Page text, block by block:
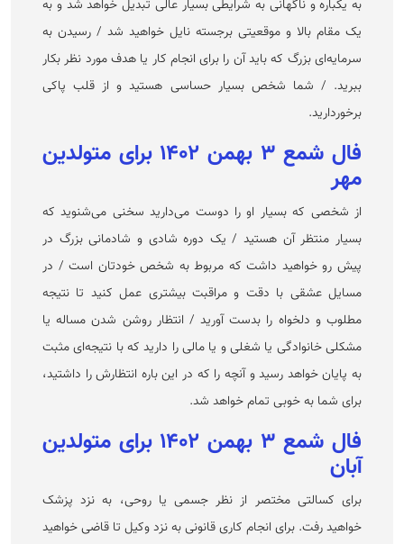
به یکباره و ناگهانی به شرایطی بسیار عالی تبدیل خواهد شد و به
یک مقام بالا و موقعیتی برجسته نایل خواهید شد / رسیدن به
سرمایه‌ای بزرگ که باید آن را برای انجام کار یا هدف مورد نظر بکار
ببرید. / شما شخص بسیار حساسی هستید و از قلب پاکی
برخوردارید.
فال شمع ۳ بهمن ۱۴۰۲ برای متولدین
مهر
از شخصی که بسیار او را دوست می‌دارید سخنی می‌شنوید که
بسیار منتظر آن هستید / یک دوره شادی و شادمانی بزرگ در
پیش رو خواهید داشت که مربوط به شخص خودتان است / در
مسایل عشقی با دقت و مراقبت بیشتری عمل کنید تا نتیجه
مطلوب و دلخواه را بدست آورید / انتظار روشن شدن مساله یا
مشکلی خانوادگی یا شغلی و یا مالی را دارید که با نتیجه‌ای مثبت
به پایان خواهد رسید و آنچه را که در این باره انتظارش را داشتید،
برای شما به خوبی تمام خواهد شد.
فال شمع ۳ بهمن ۱۴۰۲ برای متولدین
آبان
برای کسالتی مختصر از نظر جسمی یا روحی، به نزد پزشک
خواهید رفت. برای انجام کاری قانونی به نزد وکیل تا قاضی خواهید